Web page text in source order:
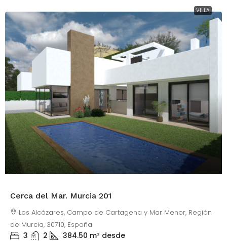
VILLA
Cerca del Mar. Murcia 201
Los Alcázares, Campo de Cartagena y Mar Menor, Región
de Murcia, 30710, España
3 2 384.50 m² desde